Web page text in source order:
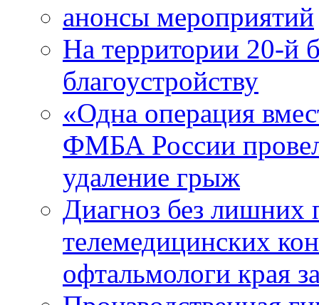
анонсы мероприятий
На территории 20-й
благоустройству
«Одна операция
ФМБА России
удаление грыж
Диагноз без лишних
телемедицинских
офтальмологи края